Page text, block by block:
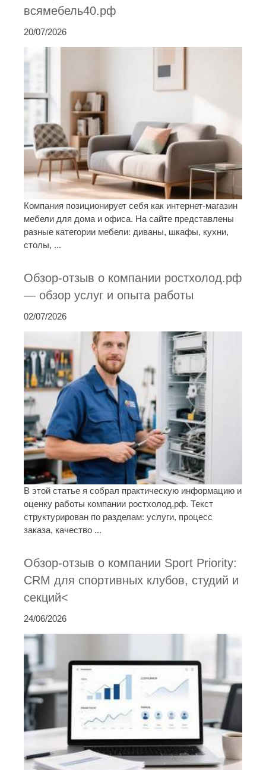
всямебель40.рф
20/07/2026
Компания позиционирует себя как интернет-магазин
мебели для дома и офиса. На сайте представлены
разные категории мебели: диваны, шкафы, кухни,
столы, ...
Обзор-отзыв о компании ростхолод.рф
— обзор услуг и опыта работы
02/07/2026
В этой статье я собрал практическую информацию и
оценку работы компании ростхолод.рф. Текст
структурирован по разделам: услуги, процесс
заказа, качество ...
Обзор-отзыв о компании Sport Priority:
CRM для спортивных клубов, студий и
секций<
24/06/2026